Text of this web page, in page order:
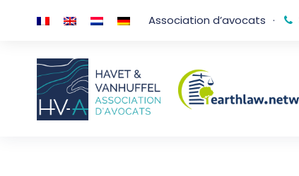
Association d’avocats ·